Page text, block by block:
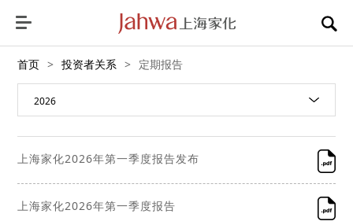
首页 > 投资者关系 > 定期报告
2026
上海家化2026年第一季度报告发布
上海家化2026年第一季度报告